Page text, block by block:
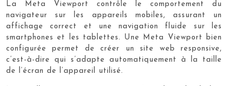
La Meta Viewport contrôle le comportement du
navigateur sur les appareils mobiles, assurant un
affichage correct et une navigation fluide sur les
smartphones et les tablettes. Une Meta Viewport bien
configurée permet de créer un site web responsive,
c’est-à-dire qui s’adapte automatiquement à la taille
de l’écran de l’appareil utilisé.